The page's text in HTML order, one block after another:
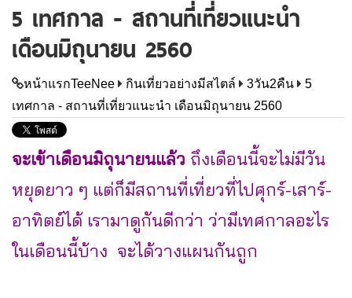
5 เทศกาล - สถานที่เที่ยวแนะนำ
เดือนมิถุนายน 2560
หน้าแรกTeeNee กินเที่ยวอย่างมีสไตล์ 3วัน2คืน
5
เทศกาล - สถานที่เที่ยวแนะนำ เดือนมิถุนายน 2560
จะเข้าเดือนมิถุนายนแล้ว ถึงเดือนนี้จะไม่มีวัน
หยุดยาว ๆ แต่ก็มีสถานที่เที่ยวที่ไปศุกร์-เสาร์-
อาทิตย์ได้ เรามาดูกันดีกว่า ว่ามีเทศกาลอะไร
ในเดือนนี้บ้าง จะได้วางแผนกันถูก